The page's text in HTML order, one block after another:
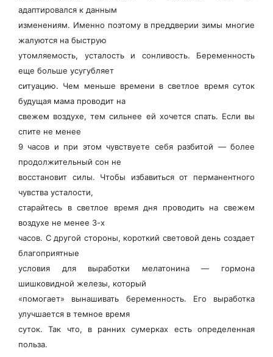
адаптировался к данным
изменениям. Именно поэтому в преддверии зимы многие
жалуются на быструю
утомляемость, усталость и сонливость. Беременность
еще больше усугубляет
ситуацию. Чем меньше времени в светлое время суток
будущая мама проводит на
свежем воздухе, тем сильнее ей хочется спать. Если вы
спите не менее
9 часов и при этом чувствуете себя разбитой — более
продолжительный сон не
восстановит силы. Чтобы избавиться от перманентного
чувства усталости,
старайтесь в светлое время дня проводить на свежем
воздухе не менее 3-х
часов. С другой стороны, короткий световой день создает
благоприятные
условия для выработки мелатонина — гормона
шишковидной железы, который
«помогает» вынашивать беременность. Его выработка
улучшается в темное время
суток. Так что, в ранних сумерках есть определенная
польза.